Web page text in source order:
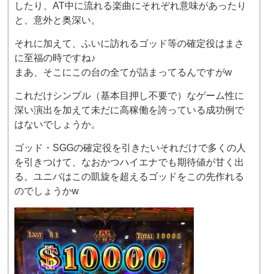
したり、AT中に流れる楽曲にそれぞれ意味があったり
と、意外と奥深い。
それに加えて、ふいに訪れるゴッド等の確定役はまさ
に至福の時ですね♪
まあ、そこにこの台の全てが詰まってるんですがw
これだけシンプル（基本目押し不要で）なゲーム性に
深い演出を加えて未だに高稼働を誇っている成功例で
はないでしょうか。
ゴッド・SGGの確定役を引きたいそれだけで多くの人
を引きつけて、なおかつハイエナでも期待値が甘く出
る。ユニバはこの凱旋を超えるゴッドをこの先作れる
のでしょうかw